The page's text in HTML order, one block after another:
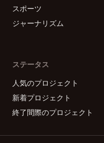
スポーツ
ジャーナリズム
ステータス
人気のプロジェクト
新着プロジェクト
終了間際のプロジェクト